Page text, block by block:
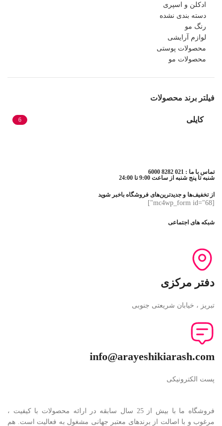
ادکلن و اسپری
دسته بندی نشده
رنگ مو
لوازم آرایشی
محصولات پوستی
محصولات مو
فیلتر برند محصولات
کایلی 6
تماس با ما : 021 8282 6000
شنبه تا پنج شنبه از ساعت 9:00 تا 24:00
از تخفیف‌ها و جدیدترین‌های فروشگاه باخبر شوید
[mc4wp_form id="68"]
شبکه های اجتماعی
دفتر مرکزی
تبریز ، خیابان شریعتی جنوبی
info@arayeshikiarash.com
پست الکترونیکی
فروشگاه ما با بیش از 25 سال سابقه در ارائه محصولات با کيفيت ،
مرغوب و با اصالت از برندهای معتبر جهانی مشغول به فعاليت است. هم